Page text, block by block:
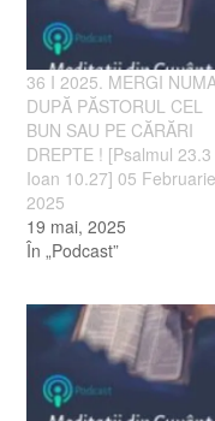
36 I 2025. MERGI
DUPĂ PĂSTORUL CEL
BUN SAU PE CĂRĂRI
DREPTE ! [Psalmul 23.3
Ioan 10.27] 05 Februarie
2025
19 mai, 2025
În „Podcast”